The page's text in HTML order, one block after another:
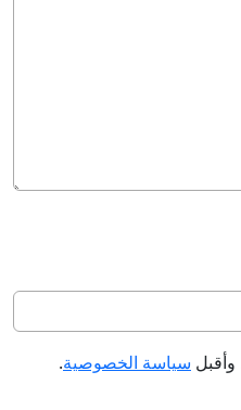
سياسة الخصوصية.